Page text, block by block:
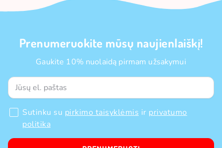
Prenumeruokite mūsų naujienlaiškį!
Gaukite 10% nuolaidą pirmam užsakymui
Sutinku su pirkimo taisyklėmis ir privatumo
politika